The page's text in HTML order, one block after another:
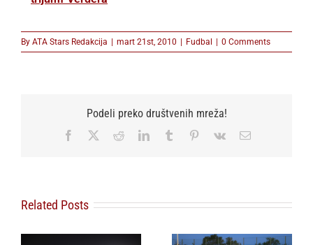
By ATA Stars Redakcija | mart 21st, 2010 | Fudbal | 0 Comments
Podeli preko društvenih mreža!
Facebook RedditLinkedInTumblr Pinterest
Vk Email
Related Posts